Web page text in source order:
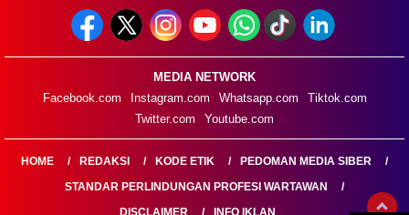
MEDIA NETWORK
Facebook.com
Instagram.com Whatsapp.com
Tiktok.com
Twitter.com
Youtube.com
HOME REDAKSI KODE ETIK
PEDOMAN MEDIA SIBER
STANDAR PERLINDUNGAN PROFESI WARTAWAN
DISCLAIMER
INFO IKLAN